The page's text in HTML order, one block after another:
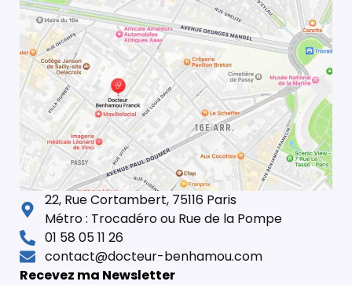
22, Rue Cortambert, 75116 Paris
Métro : Trocadéro ou Rue de la Pompe
01 58 05 11 26
contact@docteur-benhamou.com
Recevez ma Newsletter